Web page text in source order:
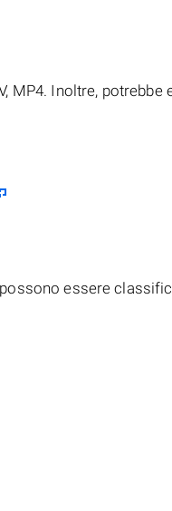
MP4. Inoltre, potrebbe
essere